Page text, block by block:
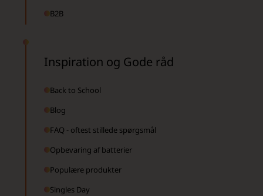
B2B
Inspiration og Gode råd
Back to School
Blog
FAQ - oftest stillede spørgsmål
Opbevaring af batterier
Populære produkter
Singles Day